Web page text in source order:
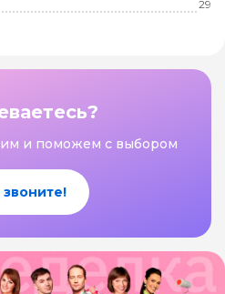
29
и поможем с выбором